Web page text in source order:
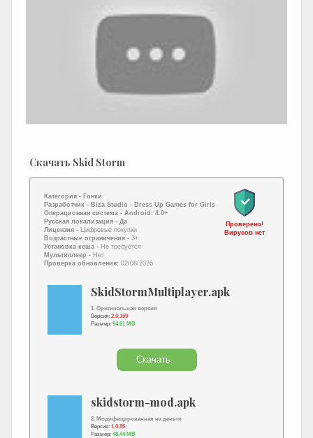
Скачать Skid Storm
Категория - Гонки
Разработчик - Biza Studio - Dress Up Games for Girls
Операционная система - Android: 4.0+
Русская локализация - Да
Лицензия -
Цифровые покупки
Возрастные ограничения - 3+
Установка кеша - Не требуется
Мультиплеер - Нет
Проверка обновления: 02/08/2026
Проверено!
Вирусов нет
SkidStormMultiplayer.apk
1. Оригинальная версия
Версия: 2.0.169
Размер: 94.61 MB
Скачать
skidstorm-mod.apk
2. Модифицированная на деньги
Версия: 1.0.85
Размер: 48.44 MB